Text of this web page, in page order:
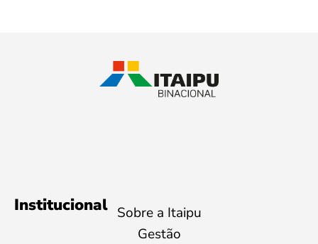
Institucional Sobre a Itaipu
Gestão